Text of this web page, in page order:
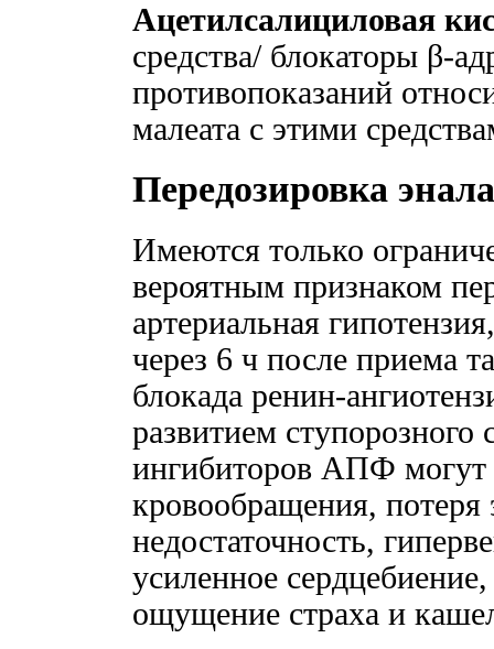
Ацетилсалициловая
средства/ блокаторы β-
противопоказаний
малеата с этими
Передозировка
Имеются только
вероятным признаком
артериальная
через 6 ч после приема
блокада ренин-
развитием
ингибиторов АПФ могут
кровообращения, потеря
недостаточность,
усиленное
ощущение страха и